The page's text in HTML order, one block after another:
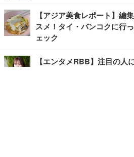
【アジア美食レポート】編
スメ！タイ・バンコクに行
ェック
【エンタメRBB】注目の人